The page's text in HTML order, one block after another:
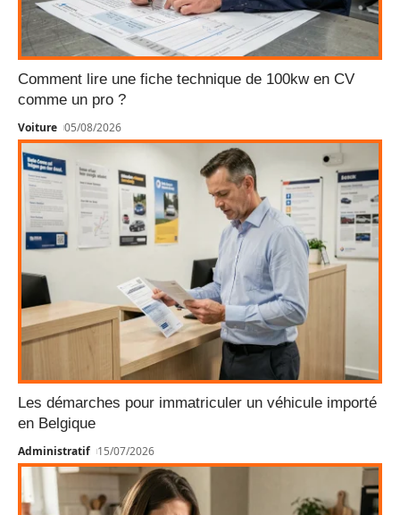
Comment lire une fiche technique de 100kw en CV
comme un pro ?
Voiture 05/08/2026
Les démarches pour immatriculer un véhicule importé
en Belgique
Administratif 15/07/2026